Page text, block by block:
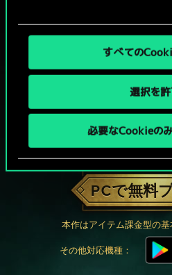
すべての
選択を
必要なCookieの
グウェントでひと
か？
PCで無料
本作はアイテム課金型の
その他対応機種：